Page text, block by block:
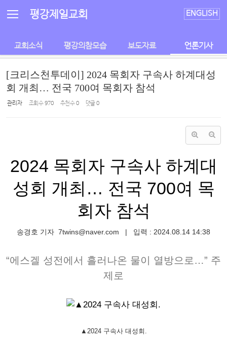
평강제일교회 ENGLISH
교회소식 평강의참모습 보도자료 언론기사
[크리스천투데이] 2024 목회자 구속사 하계대성
회 개최… 전국 700여 목회자 참석
관리자 조회 수970 추천 수0 댓글0
2024 목회자 구속사 하계대
성회 개최… 전국 700여 목
회자 참석
송경호 기자 7twins@naver.com | 입력 : 2024.08.14 14:38
“에스겔 성전에서 흘러나온 물이 열방으로…” 주
제로
▲2024 구속사 대성회.